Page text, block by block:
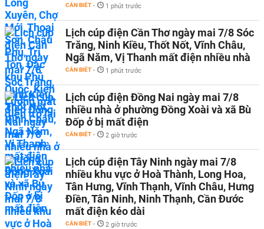
CẦN BIẾT - 1 phút trước
Lịch cúp điện Cần Thơ ngày mai 7/8 Sóc
Trăng, Ninh Kiều, Thốt Nốt, Vĩnh Châu,
Ngã Năm, Vị Thanh mất điện nhiều nhà
CẦN BIẾT - 1 phút trước
Lịch cúp điện Đồng Nai ngày mai 7/8
nhiều nhà ở phường Đồng Xoài và xã Bù
Đốp ở bị mất điện
CẦN BIẾT - 2 giờ trước
Lịch cúp điện Tây Ninh ngày mai 7/8
nhiều khu vực ở Hoà Thành, Long Hoa,
Tân Hưng, Vĩnh Thạnh, Vĩnh Châu, Hưng
Điền, Tân Ninh, Ninh Thạnh, Cần Đước
mất điện kéo dài
CẦN BIẾT - 2 giờ trước